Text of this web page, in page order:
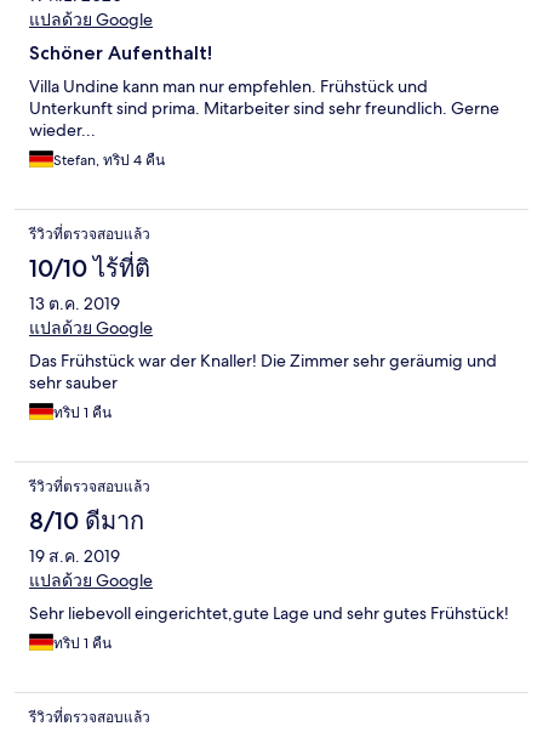
แปลด้วย Google
Schöner Aufenthalt!
Villa Undine kann man nur empfehlen. Frühstück und
Unterkunft sind prima. Mitarbeiter sind sehr freundlich. Gerne
wieder...
Stefan, ทริป 4 คืน
รีวิวที่ตรวจสอบแล้ว
10/10 ไร้ที่ติ
13 ต.ค. 2019
แปลด้วย Google
Das Frühstück war der Knaller! Die Zimmer sehr geräumig und
sehr sauber
ทริป 1 คืน
รีวิวที่ตรวจสอบแล้ว
8/10 ดีมาก
19 ส.ค. 2019
แปลด้วย Google
Sehr liebevoll eingerichtet,gute Lage und sehr gutes Frühstück!
ทริป 1 คืน
รีวิวที่ตรวจสอบแล้ว